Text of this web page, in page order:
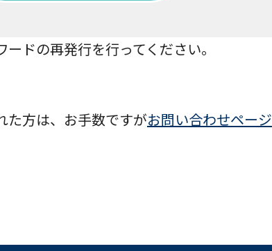
ードの再発行を行ってください。
た方は、お手数ですがお問い合わせページ